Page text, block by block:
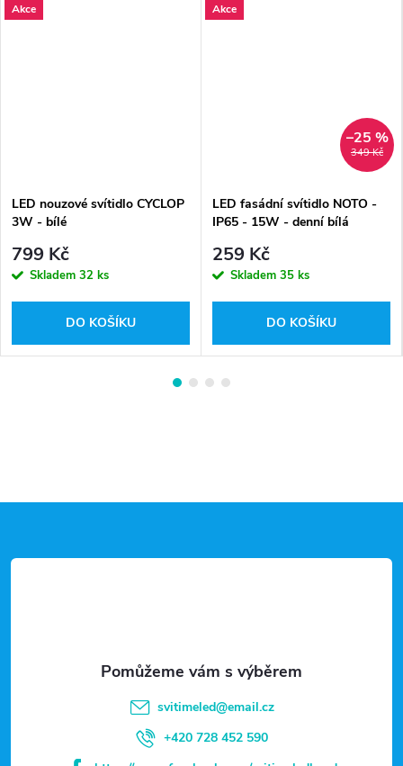
Akce
LED nouzové svítidlo CYCLOP
3W - bílé
799 Kč
Skladem 32 ks
DO KOŠÍKU
Akce
349 Kč
–25 %
LED fasádní svítidlo NOTO -
IP65 - 15W - denní bílá
259 Kč
Skladem 35 ks
DO KOŠÍKU
á
svitimeled@email.cz
+420 728 452 590